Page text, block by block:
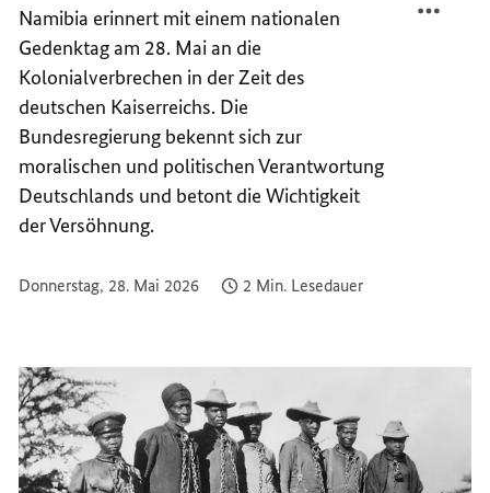
Namibia erinnert mit einem nationalen
Gedenktag am 28. Mai an die
Kolonialverbrechen in der Zeit des
deutschen Kaiserreichs. Die
Bundesregierung bekennt sich zur
moralischen und politischen Verantwortung
Deutschlands und betont die Wichtigkeit
der Versöhnung.
Donnerstag, 28. Mai 2026 2 Min. Lesedauer